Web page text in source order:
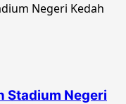
Stadium Negeri